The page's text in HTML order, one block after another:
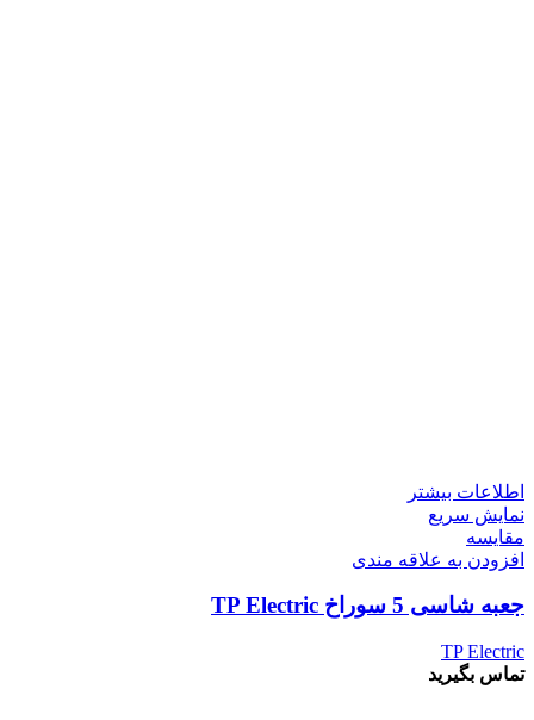
اطلاعات بیشتر
نمایش سریع
مقايسه
افزودن به علاقه مندی
جعبه شاسی 5 سوراخ TP Electric
TP Electric
تماس بگیرید